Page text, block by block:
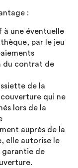
:
une éventuelle
par le jeu
du contrat de
de la
qui ne
lors de la
auprès de la
elle autorise le
garantie de